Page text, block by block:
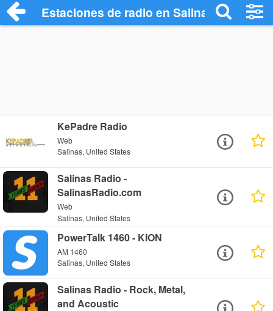
Estaciones de radio en Salinas -
KePadre Radio
Web
Salinas, United States
Salinas Radio -
SalinasRadio.com
Web
Salinas, United States
PowerTalk 1460 - KION
AM 1460
Salinas, United States
Salinas Radio - Rock, Metal,
and Acoustic